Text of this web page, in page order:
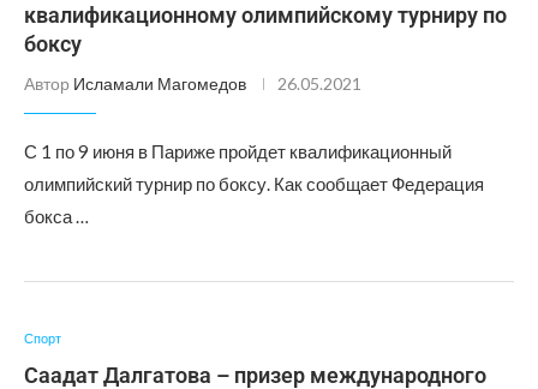
квалификационному олимпийскому турниру по
боксу
Автор Исламали Магомедов 26.05.2021
С 1 по 9 июня в Париже пройдет квалификационный
олимпийский турнир по боксу. Как сообщает Федерация
бокса …
Спорт
Саадат Далгатова – призер международного